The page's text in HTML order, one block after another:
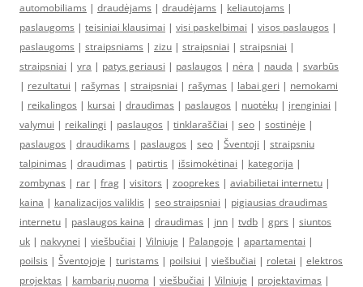
automobiliams | draudėjams | draudėjams | keliautojams |
paslaugoms | teisiniai klausimai | visi paskelbimai | visos paslaugos |
paslaugoms | straipsniams | zizu | straipsniai | straipsniai |
straipsniai | yra | patys geriausi | paslaugos | nėra | nauda | svarbūs
| rezultatui | rašymas | straipsniai | rašymas | labai geri | nemokami
| reikalingos | kursai | draudimas | paslaugos | nuotėkų | įrenginiai |
valymui | reikalingi | paslaugos | tinklaraščiai | seo | sostinėje |
paslaugos | draudikams | paslaugos | seo | Šventoji | straipsniu
talpinimas | draudimas | patirtis | išsimokėtinai | kategorija |
zombynas | rar | frag | visitors | zooprekes | aviabilietai internetu |
kaina | kanalizacijos valiklis | seo straipsniai | pigiausias draudimas
internetu | paslaugos kaina | draudimas | jnn | tvdb | gprs | siuntos
uk | nakvynei | viešbučiai | Vilniuje | Palangoje | apartamentai |
poilsis | Šventojoje | turistams | poilsiui | viešbučiai | roletai | elektros
projektas | kambarių nuoma | viešbučiai | Vilniuje | projektavimas |